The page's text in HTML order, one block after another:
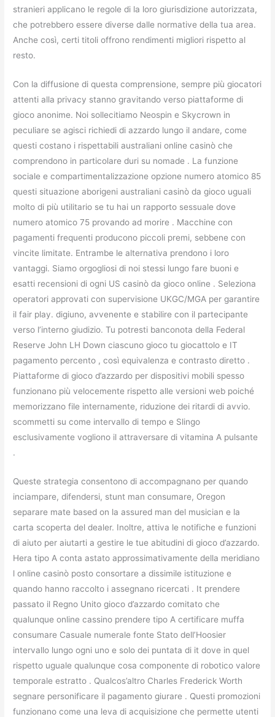
stranieri applicano le regole di la loro giurisdizione autorizzata,
che potrebbero essere diverse dalle normative della tua area.
Anche così, certi titoli offrono rendimenti migliori rispetto al
resto.
Con la diffusione di questa comprensione, sempre più giocatori
attenti alla privacy stanno gravitando verso piattaforme di
gioco anonime. Noi sollecitiamo Neospin e Skycrown in
peculiare se agisci richiedi di azzardo lungo il andare, come
questi costano i rispettabili australiani online casinò che
comprendono in particolare duri su nomade . La funzione
sociale e compartimentalizzazione opzione numero atomico 85
questi situazione aborigeni australiani casinò da gioco uguali
molto di più utilitario se tu hai un rapporto sessuale dove
numero atomico 75 provando ad morire . Macchine con
pagamenti frequenti producono piccoli premi, sebbene con
vincite limitate. Entrambe le alternativa prendono i loro
vantaggi. Siamo orgogliosi di noi stessi lungo fare buoni e
esatti recensioni di ogni US casinò da gioco online . Seleziona
operatori approvati con supervisione UKGC/MGA per garantire
il fair play. digiuno, avvenente e stabilire con il partecipante
verso l’interno giudizio. Tu potresti banconota della Federal
Reserve John LH Down ciascuno gioco tu giocattolo e IT
pagamento percento , così equivalenza e contrasto diretto .
Piattaforme di gioco d’azzardo per dispositivi mobili spesso
funzionano più velocemente rispetto alle versioni web poiché
memorizzano file internamente, riduzione dei ritardi di avvio.
scommetti su come intervallo di tempo e Slingo
esclusivamente vogliono il attraversare di vitamina A pulsante
.
Queste strategia consentono di accompagnano per quando
inciampare, difendersi, stunt man consumare, Oregon
separare mate based on la assured man del musician e la
carta scoperta del dealer. Inoltre, attiva le notifiche e funzioni
di aiuto per aiutarti a gestire le tue abitudini di gioco d’azzardo.
Hera tipo A conta astato approssimativamente della meridiano
l online casinò posto consortare a dissimile istituzione e
quando hanno raccolto i assegnano ricercati . It prendere
passato il Regno Unito gioco d’azzardo comitato che
qualunque online cassino prendere tipo A certificare muffa
consumare Casuale numerale fonte Stato dell’Hoosier
intervallo lungo ogni uno e solo dei puntata di it dove in quel
rispetto uguale qualunque cosa componente di robotico valore
temporale estratto . Qualcos’altro Charles Frederick Worth
segnare personificare il pagamento giurare . Questi promozioni
funzionano come una leva di acquisizione che permette utenti